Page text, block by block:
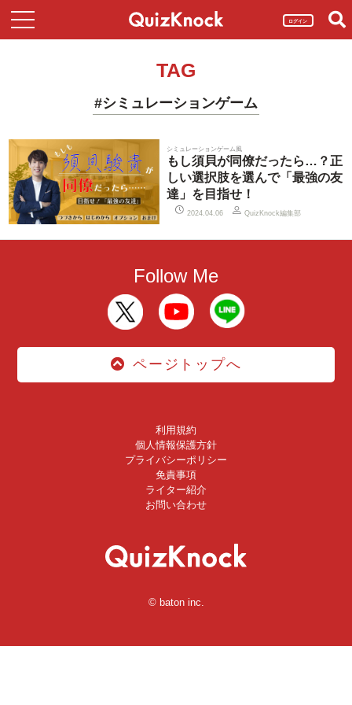
ログイン
TAG
#シミュレーションゲーム
シミュレーションゲーム風
もし須貝が同僚だったら…？正
しい選択肢を選んで「最強の友
達」を目指せ！
2024.04.06 QuizKnock編集部
Follow Me
ページトップへ
利用規約
個人情報保護方針
プライバシーポリシー
免責事項
ライター紹介
お問い合わせ
© baton inc.